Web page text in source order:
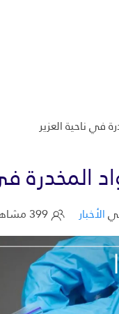
في ناحية العزير
المخدرة
الأخبار